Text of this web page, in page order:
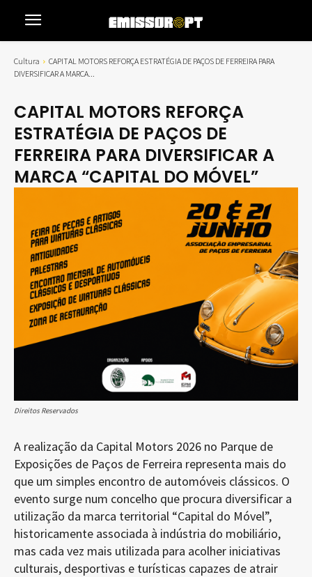
Cultura
CAPITAL MOTORS REFORÇA ESTRATÉGIA DE PAÇOS DE FERREIRA PARA
DIVERSIFICAR A MARCA...
CAPITAL MOTORS REFORÇA
ESTRATÉGIA DE PAÇOS DE
FERREIRA PARA DIVERSIFICAR A
MARCA “CAPITAL DO MÓVEL”
Direitos Reservados
A realização da Capital Motors 2026 no Parque de
Exposições de Paços de Ferreira representa mais do
que um simples encontro de automóveis clássicos. O
evento surge num concelho que procura diversificar a
utilização da marca territorial “Capital do Móvel”,
historicamente associada à indústria do mobiliário,
mas cada vez mais utilizada para acolher iniciativas
culturais, desportivas e turísticas capazes de atrair